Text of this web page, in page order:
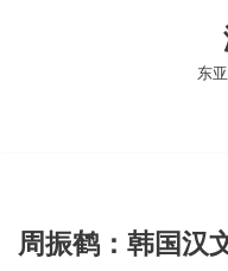
东
周振鹤：韩国汉